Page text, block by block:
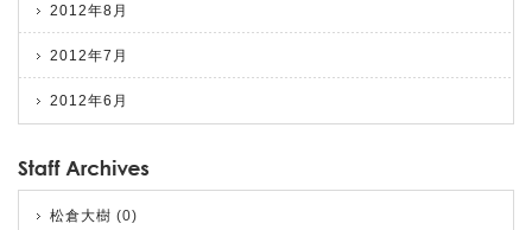
2012年8月
2012年7月
2012年6月
松倉大樹 (0)